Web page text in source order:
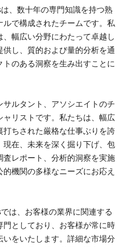
、数十年の専門知識を持つ熟
で構成されたチームです。私
幅広い分野にわたって卓越し
し、質的および量的分析を通
トのある洞察を生み出すことに
サルタント、アソシエイトのチ
ャリストです。私たちは、幅広
打ちされた厳格な仕事ぶりを誇
現在、未来を深く掘り下げ、包
査レポート、分析的洞察を実施
機関の多様なニーズにお応え
は、お客様の業界に関連する
門としており、お客様が常に時
をいたします。詳細な市場分